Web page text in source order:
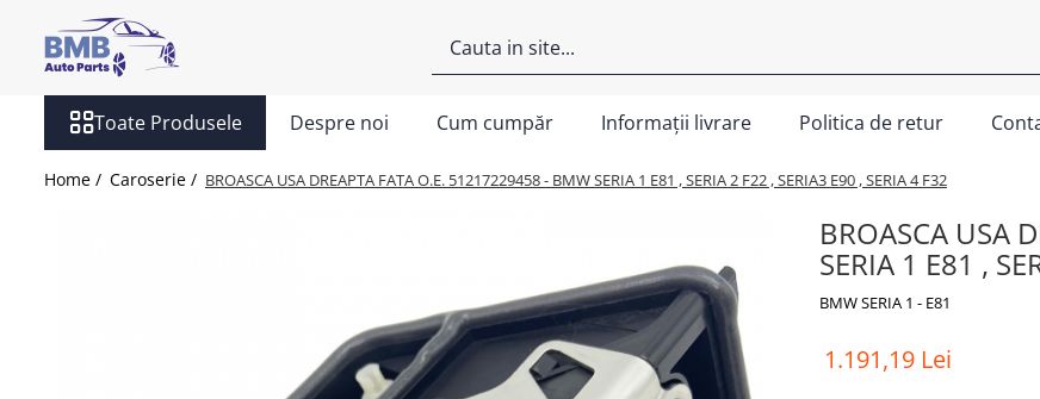
Toate Produsele
Accesorii Toate Produsele Despre noi Cum cumpăr Informații livrare Politica de retur
Home / Caroserie / BROASCA USA DREAPTA FATA O.E. 51217229458 - BMW SERIA 1 E81 , SERIA 2 F22 , SERIA3 E90 , SERIA 4 F32
BROASCA USA
SERIA 1 E81 ,
BMW SERIA 1 - E81
1.191,19 Lei